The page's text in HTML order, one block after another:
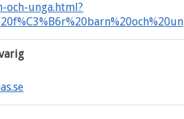
unga.html?